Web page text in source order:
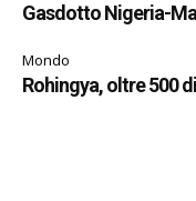
Gasdotto Nigeria-
Mondo
Rohingya, oltre 500